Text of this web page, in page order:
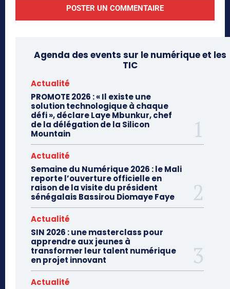
Agenda des events sur le numérique et les
TIC
Actualité
PROMOTE 2026 : « Il existe une
solution technologique à chaque
défi », déclare Laye Mbunkur, chef
de la délégation de la Silicon
Mountain
Actualité
Semaine du Numérique 2026 : le Mali
reporte l’ouverture officielle en
raison de la visite du président
sénégalais Bassirou Diomaye Faye
Actualité
SIN 2026 : une masterclass pour
apprendre aux jeunes à
transformer leur talent numérique
en projet innovant
Actualité